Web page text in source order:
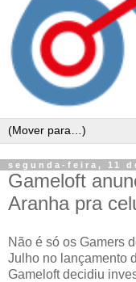
segunda-feira, 11
Gameloft
Aranha pra
Não é só os Gamers
Julho no lançamento
Gameloft decidiu